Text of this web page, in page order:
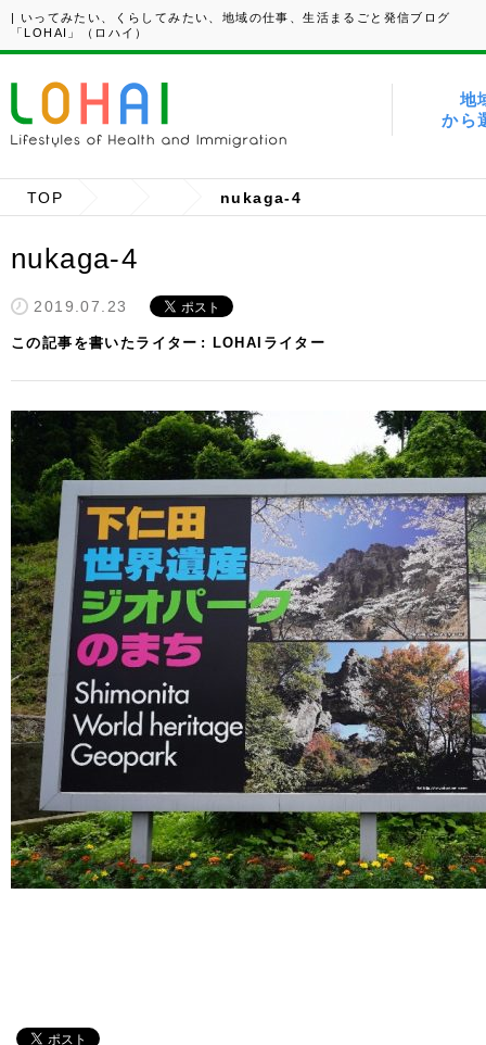
| いってみたい、くらしてみたい、地域の仕事、生活まるごと発信ブログ
「LOHAI」（ロハイ）
地
から
TOP nukaga-4
nukaga-4
2019.07.23
この記事を書いたライター LOHAIライター